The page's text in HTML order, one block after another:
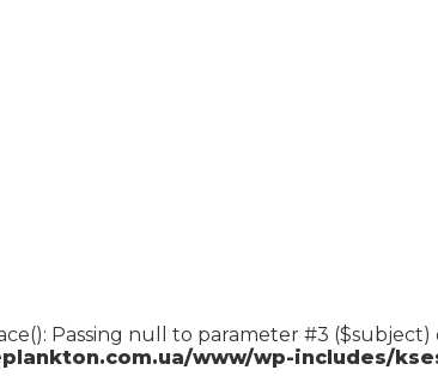
Passing null to parameter #3
www/wp-includes/